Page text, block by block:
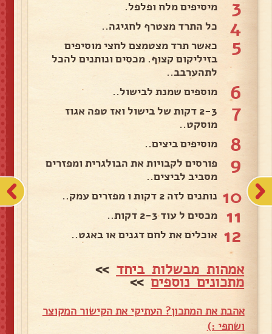
3 מיסיפים מלח ופלפל.
4 כל התרד מצטרף לחגיגה..
5
כאשר תרד מצטמצם לחצי מוסיפים
בזיליקום קצוף. מכסים ונותנים להכל
לתהערבב..
6 מוספים שמנת לבישול..
7
2-3 דקות של בישול ואז טפה אגוז
מוסקט..
8 מוסיפים ביצים..
9
פורסים לקבויות את הבולגרית ומפזרים
מסביב לביצים..
10 נותנים לזה 2 דקות ו מפזרים עמק..
11 מכסים ל עוד 2-3 דקות..
12 אוכלים את לחם דגנים או באגט..
אמהות מבשלות ביחד >>
מתכונים נוספים>>
אהבת את המתכון? העתיקי את הקישור המקוצר
ושתפי :)